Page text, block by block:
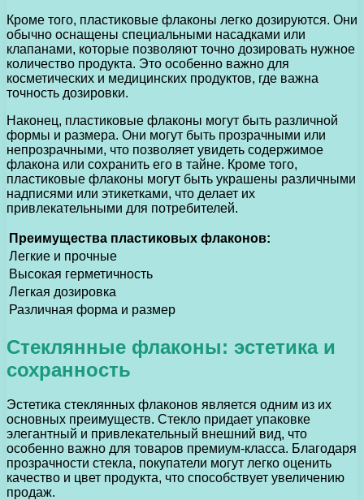
Кроме того, пластиковые флаконы легко дозируются. Они
обычно оснащены специальными насадками или
клапанами, которые позволяют точно дозировать нужное
количество продукта. Это особенно важно для
косметических и медицинских продуктов, где важна
точность дозировки.
Наконец, пластиковые флаконы могут быть различной
формы и размера. Они могут быть прозрачными или
непрозрачными, что позволяет увидеть содержимое
флакона или сохранить его в тайне. Кроме того,
пластиковые флаконы могут быть украшены различными
надписями или этикетками, что делает их
привлекательными для потребителей.
Преимущества пластиковых флаконов:
Легкие и прочные
Высокая герметичность
Легкая дозировка
Различная форма и размер
Стеклянные флаконы: эстетика и
сохранность
Эстетика стеклянных флаконов является одним из их
основных преимуществ. Стекло придает упаковке
элегантный и привлекательный внешний вид, что
особенно важно для товаров премиум-класса. Благодаря
прозрачности стекла, покупатели могут легко оценить
качество и цвет продукта, что способствует увеличению
продаж.